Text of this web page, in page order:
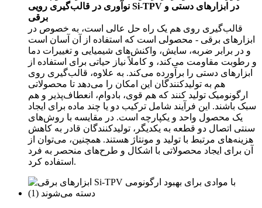
نوآوری در قالب‌گیری رویی Si-TPV در ابزارهای دستی و
برقی
قالب‌گیری روی هم یک راه حل عالی است، به خصوص در
ابزارهای برقی - محصولی است که استفاده از آن آسان است
و در برابر ضربه، سایش، واکنش‌های شیمیایی و تغییرات دما
و رطوبت مقاومت می‌کند، و کاملاً نیاز حیاتی برای استفاده از
ابزارهای دستی را برآورده می‌کند. به علاوه، قالب‌گیری روی
هم به تولیدکنندگان این امکان را می‌دهد تا محصولاتی
ارگونومیک تولید کنند که هم قوی، بادوام، انعطاف‌پذیر و هم
سبک باشند. این فرآیند شامل ترکیب دو یا چند ماده برای ایجاد
یک محصول واحد و یکپارچه است. در مقایسه با روش‌های
سنتی اتصال دو قطعه به یکدیگر، تولیدکنندگان قادر به کاهش
هزینه‌های مرتبط با تولید و مونتاژ هستند. همچنین، می‌توان از
آن برای ایجاد محصولاتی با اشکال و طرح‌های منحصر به فرد
استفاده کرد.